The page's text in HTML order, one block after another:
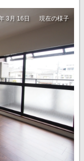
3月 16日 現在の様子